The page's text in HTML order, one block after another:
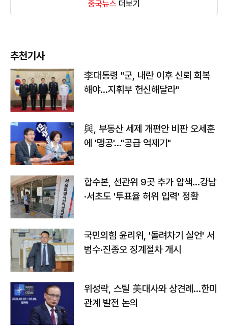
중국뉴스 더보기
추천기사
李대통령 "군, 내란 이후 신뢰 회복
해야…지휘부 헌신해달라"
與, 부동산 세제 개편안 비판 오세훈
에 '맹공'…"공급 억제기"
합수본, 선관위 9곳 추가 압색…강남
·서초도 '투표율 허위 입력' 정황
국민의힘 윤리위, '돌려차기 실언' 서
범수·진종오 징계절차 개시
위성락, 스틸 美대사와 상견례…한미
관계 발전 논의